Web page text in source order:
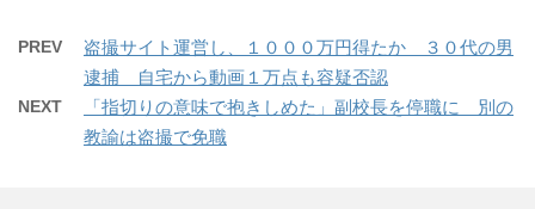
PREV
盗撮サイト運営し、１０００万円得たか ３０代の男
逮捕 自宅から動画１万点も容疑否認
NEXT
「指切りの意味で抱きしめた」副校長を停職に 別の
教諭は盗撮で免職